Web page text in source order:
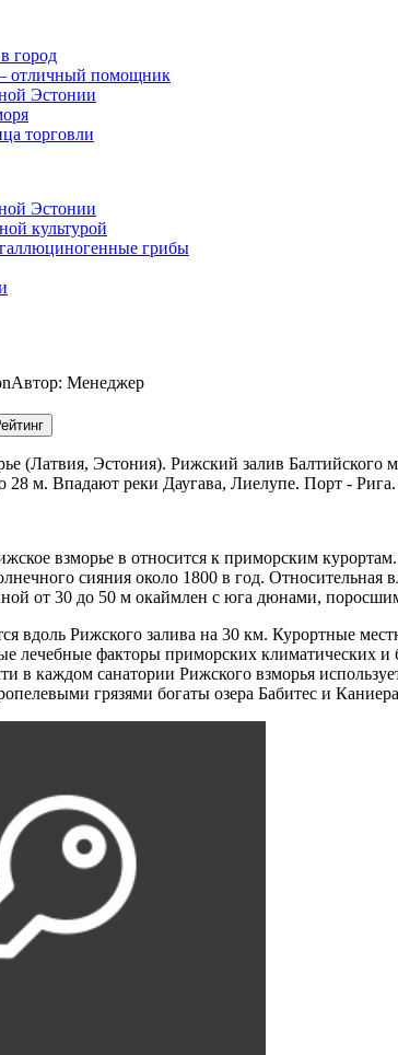
город
– отличный помощник
Эстонии
торговли
Эстонии
культурой
грибы
Автор: Менеджер
(Латвия, Эстония). Рижский залив
28 м. Впадают реки Даугава, Лиелупе. Порт -
взморье в относится к приморским
сияния около 1800 в год.
от 30 до 50 м окаймлен с юга дюнами,
вдоль Рижского залива на 30 км. Курортные
лечебные факторы приморских климатических
в каждом санатории Рижского взморья
грязями богаты озера Бабитес и